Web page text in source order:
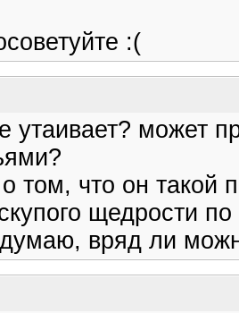
:(
утаивает? может
том, что он такой
щедрости
вряд ли